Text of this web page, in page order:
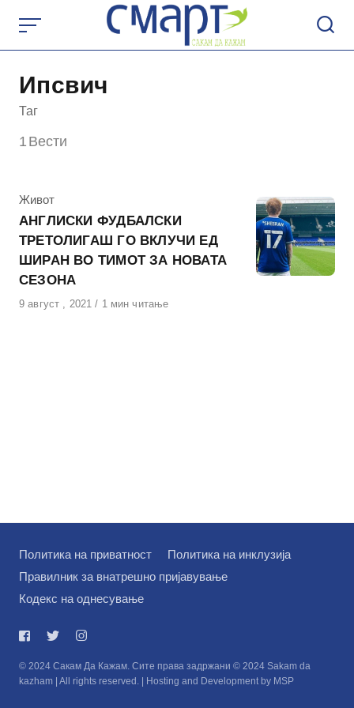
content
Ипсвич
Таг
1 Вести
КАтегорија
Живот
АНГЛИСКИ ФУДБАЛСКИ
ТРЕТОЛИГАШ ГО ВКЛУЧИ ЕД
ШИРАН ВО ТИМОТ ЗА НОВАТА
СЕЗОНА
Објавено
9 август , 2021 1 мин читање
Политика на приватност
Политика на инклузија
Правилник за внатрешно пријавување
Кодекс на однесување
© 2024 Сакам Да Кажам. Сите права задржани © 2024 Sakam da
kazham | All rights reserved. | Hosting and Development by MSP